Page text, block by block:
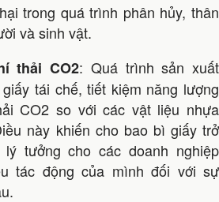
trong quá trình phân hủy, thân
và sinh vật.
thải CO2: Quá trình sản xuất
tái chế, tiết kiệm năng lượng
CO2 so với các vật liệu nhựa
này khiến cho bao bì giấy trở
tưởng cho các doanh nghiệp
tác động của mình đối với sự